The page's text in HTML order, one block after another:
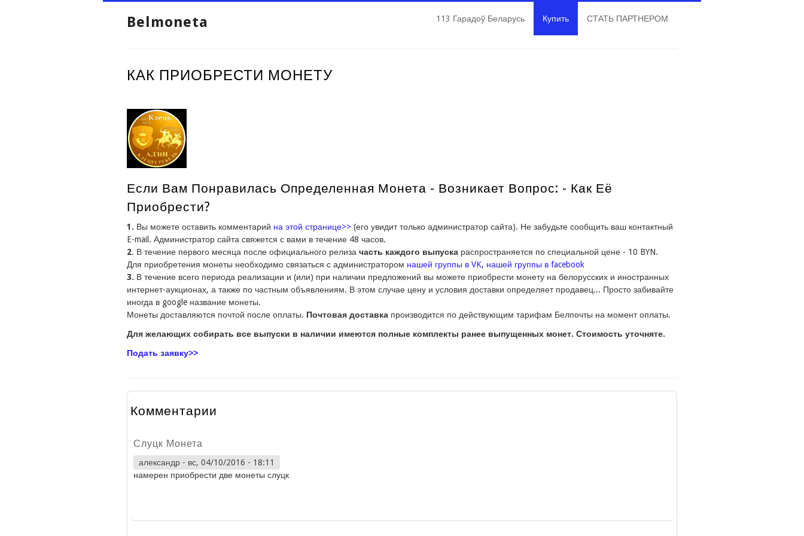
Belmoneta 113 Гарадоў Беларусь Купить СТАТЬ ПАРТНЕРОМ
КАК ПРИОБРЕСТИ МОНЕТУ
Если Вам Понравилась Определенная Монета - Возникает Вопрос: - Как Её
Приобрести?
1. Вы можете оставить комментарий на этой странице>> (его увидит только администратор сайта). Не забудьте сообщить ваш контактный
E-mail. Администратор сайта свяжется с вами в течение 48 часов.
2. В течение первого месяца после официального релиза часть каждого выпуска распространяется по специальной цене - 10 BYN.
Для приобретения монеты необходимо связаться с администратором нашей группы в VK, нашей группы в facebook
3. В течение всего периода реализации и (или) при наличии предложений вы можете приобрести монету на белорусских и иностранных
интернет-аукционах, а также по частным объявлениям. В этом случае цену и условия доставки определяет продавец... Просто забивайте
иногда в google название монеты.
Монеты доставляются почтой после оплаты. Почтовая доставка производится по действующим тарифам Белпочты на момент оплаты.
Для желающих собирать все выпуски в наличии имеются полные комплекты ранее выпущенных монет. Стоимость уточняте.
Подать заявку>>
Комментарии
Слуцк Монета
александр - вс, 04/10/2016 - 18:11
намерен приобрести две монеты слуцк